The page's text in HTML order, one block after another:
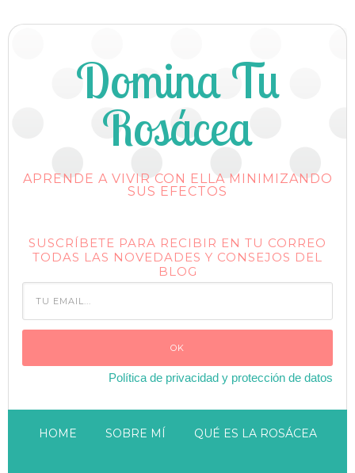
Domina Tu
Rosácea
APRENDE A VIVIR CON ELLA MINIMIZANDO
SUS EFECTOS
SUSCRÍBETE PARA RECIBIR EN TU CORREO
TODAS LAS NOVEDADES Y CONSEJOS DEL
BLOG
Política de privacidad y protección de datos
HOME SOBRE MÍ QUÉ ES LA ROSÁCEA